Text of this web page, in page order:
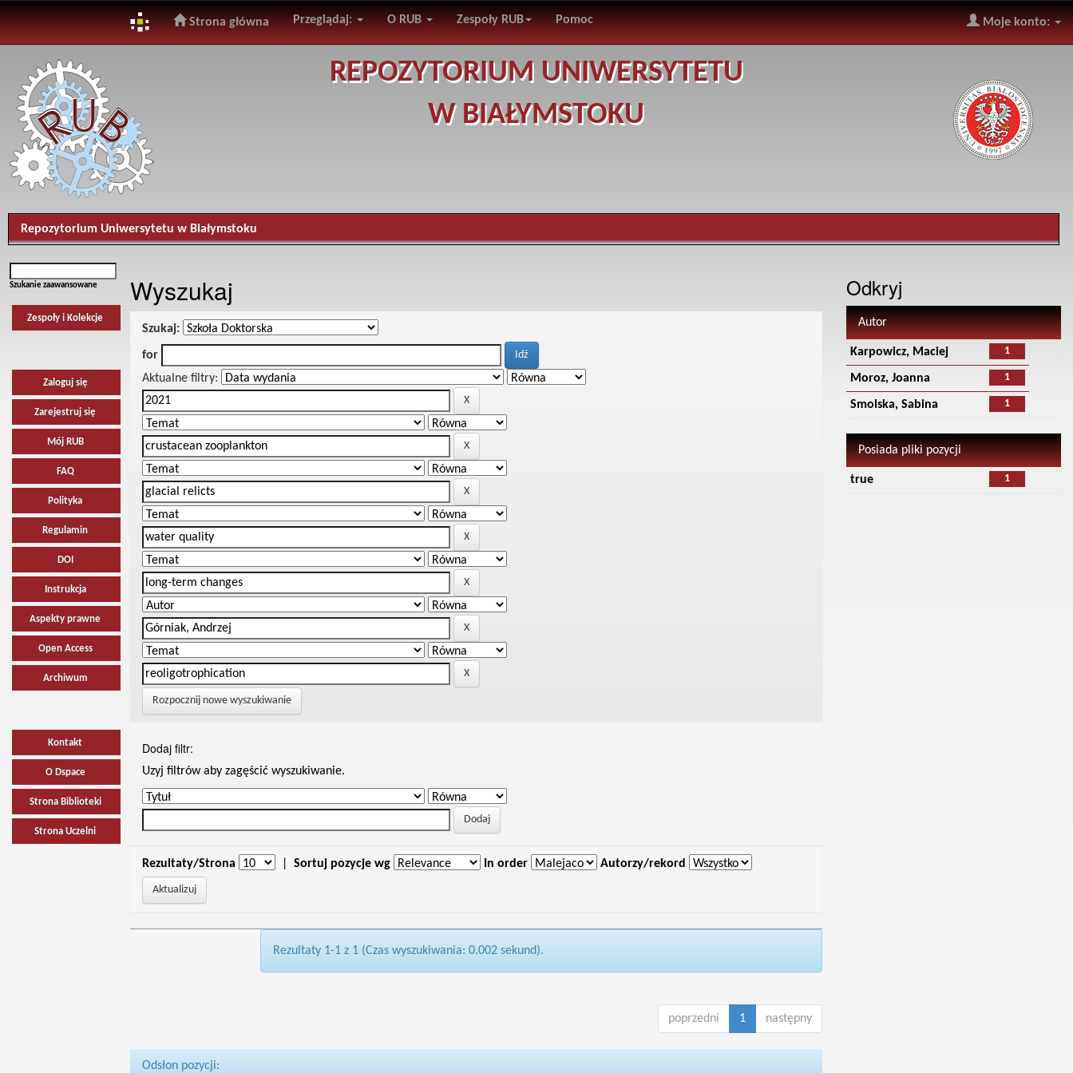
navigation
Strona główna Przeglądaj: O RUB Zespoły RUB Pomoc Moje konto:
REPOZYTORIUM UNIWERSYTETU
W BIAŁYMSTOKU
Repozytorium Uniwersytetu w Białymstoku
Szukanie zaawansowane
Zespoły i Kolekcje
Zaloguj się
Zarejestruj się
Mój RUB
FAQ
Polityka
Regulamin
DOI
Instrukcja
Aspekty prawne
Open Access
Archiwum
Kontakt
O Dspace
Strona Biblioteki
Strona Uczelni
Wyszukaj
Szukaj:
for
Aktualne filtry:
Rozpocznij nowe wyszukiwanie
Dodaj filtr:
Uzyj filtrów aby zagęścić wyszukiwanie.
Rezultaty/Strona Sortuj pozycje wg In order Autorzy/rekord
Rezultaty 1-1 z 1 (Czas wyszukiwania: 0.002 sekund).
poprzedni 1 następny
Odsłon pozycji:
Odkryj
Autor
1
Karpowicz, Maciej
1
Moroz, Joanna
1
Smolska, Sabina
Posiada pliki pozycji
1
true